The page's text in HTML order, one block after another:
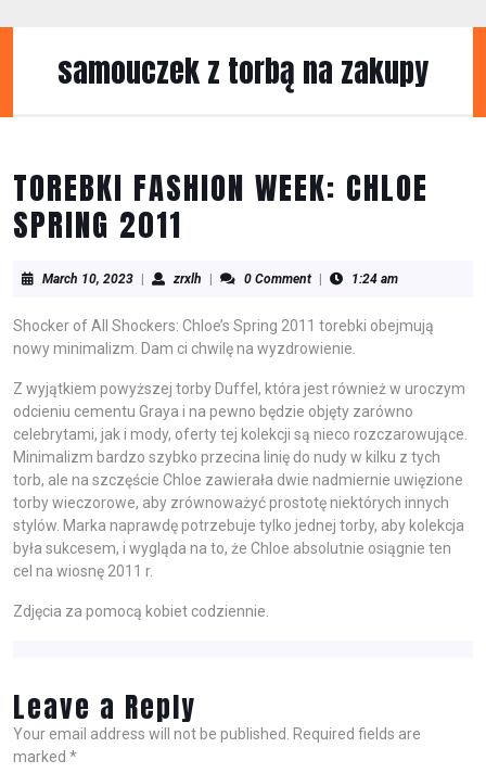
to
samouczek z torbą na zakupy
TOREBKI FASHION WEEK: CHLOE
SPRING 2011
March 10, 2023March
2023
zrxlh zrxlh 0 Comment 1:24 am
Shocker of All Shockers: Chloe’s Spring 2011 torebki obejmują
nowy minimalizm. Dam ci chwilę na wyzdrowienie.
Z wyjątkiem powyższej torby Duffel, która jest również w uroczym
odcieniu cementu Graya i na pewno będzie objęty zarówno
celebrytami, jak i mody, oferty tej kolekcji są nieco rozczarowujące.
Minimalizm bardzo szybko przecina linię do nudy w kilku z tych
torb, ale na szczęście Chloe zawierała dwie nadmiernie uwięzione
torby wieczorowe, aby zrównoważyć prostotę niektórych innych
stylów. Marka naprawdę potrzebuje tylko jednej torby, aby kolekcja
była sukcesem, i wygląda na to, że Chloe absolutnie osiągnie ten
cel na wiosnę 2011 r.
Zdjęcia za pomocą kobiet codziennie.
Leave a Reply
Your email address will not be published.
Required fields are
marked *